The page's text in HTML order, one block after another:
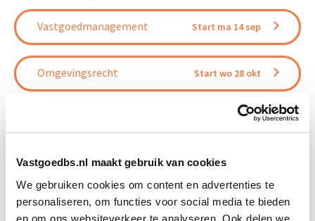
Vastgoedbs.nl maakt gebruik van cookies
We gebruiken cookies om content en advertenties te
personaliseren, om functies voor social media te bieden
en om ons websiteverkeer te analyseren. Ook delen we
Vastgoedmanagement Start ma 14 sep
Omgevingsrecht Start wo 28 okt
Relevant bij dit artikel
Business Case voor Vastgoed- &
Projectontwikkeling